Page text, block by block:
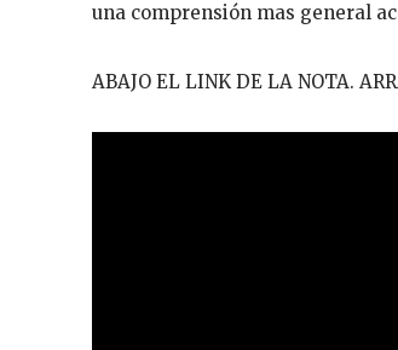
una comprensión mas general
ABAJO EL LINK DE LA NOTA.